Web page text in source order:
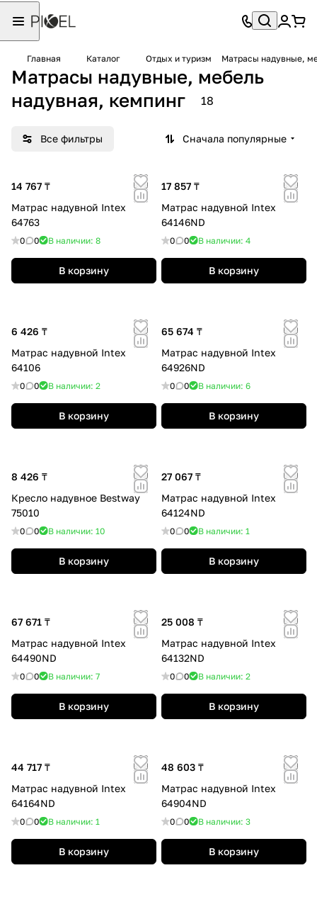
Главная Каталог Отдых и туризм Матрасы надувные,
Матрасы надувные, мебель
надувная, кемпинг
18
Все фильтры Сначала популярные
14 767 ₸
Матрас надувной Intex
64763
0 0 В наличии: 8
В корзину
17 857 ₸
Матрас надувной Intex
64146ND
0 0 В наличии: 4
В корзину
6 426 ₸
Матрас надувной Intex
64106
0 0 В наличии: 2
В корзину
65 674 ₸
Матрас надувной Intex
64926ND
0 0 В наличии: 6
В корзину
8 426 ₸
Кресло надувное Bestway
75010
0 0 В наличии: 10
В корзину
27 067 ₸
Матрас надувной Intex
64124ND
0 0 В наличии: 1
В корзину
67 671 ₸
Матрас надувной Intex
64490ND
0 0 В наличии: 7
В корзину
25 008 ₸
Матрас надувной Intex
64132ND
0 0 В наличии: 2
В корзину
44 717 ₸
Матрас надувной Intex
64164ND
0 0 В наличии: 1
В корзину
48 603 ₸
Матрас надувной Intex
64904ND
0 0 В наличии: 3
В корзину